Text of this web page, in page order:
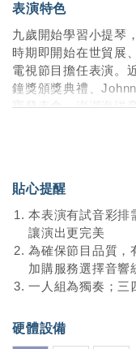
表演特色
九歲開始學習小提琴
時期即開始在世貿展
電視節目擔任表演。
鐘獎頒獎典禮、
寶發表會、澎湖海洋
御璽卡上市晚會第一
貼心提醒
本表演有試音彩排
讓演出更完美
為確保節目品質，
加購服務選擇音響
一人組為獨奏；三
硬體設備